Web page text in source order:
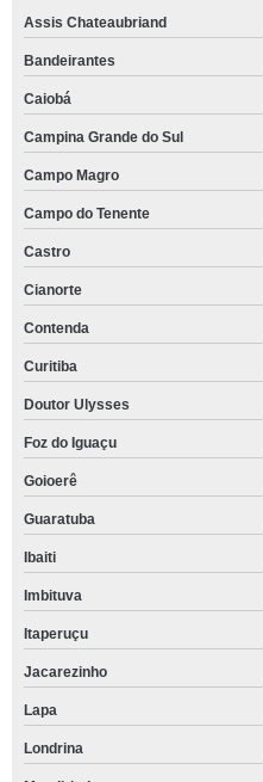
Assis Chateaubriand
Bandeirantes
Caiobá
Campina Grande do Sul
Campo Magro
Campo do Tenente
Castro
Cianorte
Contenda
Curitiba
Doutor Ulysses
Foz do Iguaçu
Goioerê
Guaratuba
Ibaiti
Imbituva
Itaperuçu
Jacarezinho
Lapa
Londrina